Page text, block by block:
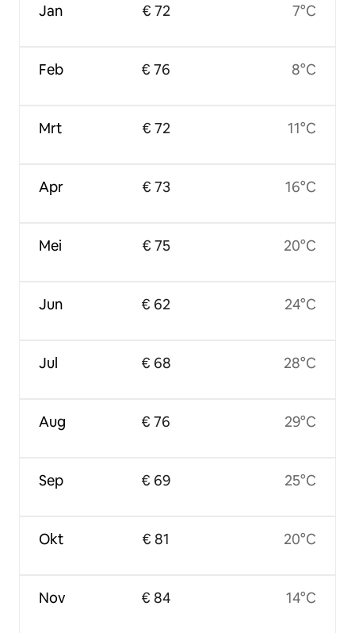
Jan
Feb
Mrt
Apr
Mei
Jun
Jul
Aug
Sep
Okt
Nov
€ 72
€ 76
€ 72
€ 73
€ 75
€ 62
€ 68
€ 76
€ 69
€ 81
€ 84
7°C
8°C
11°C
16°C
20°C
24°C
28°C
29°C
25°C
20°C
14°C